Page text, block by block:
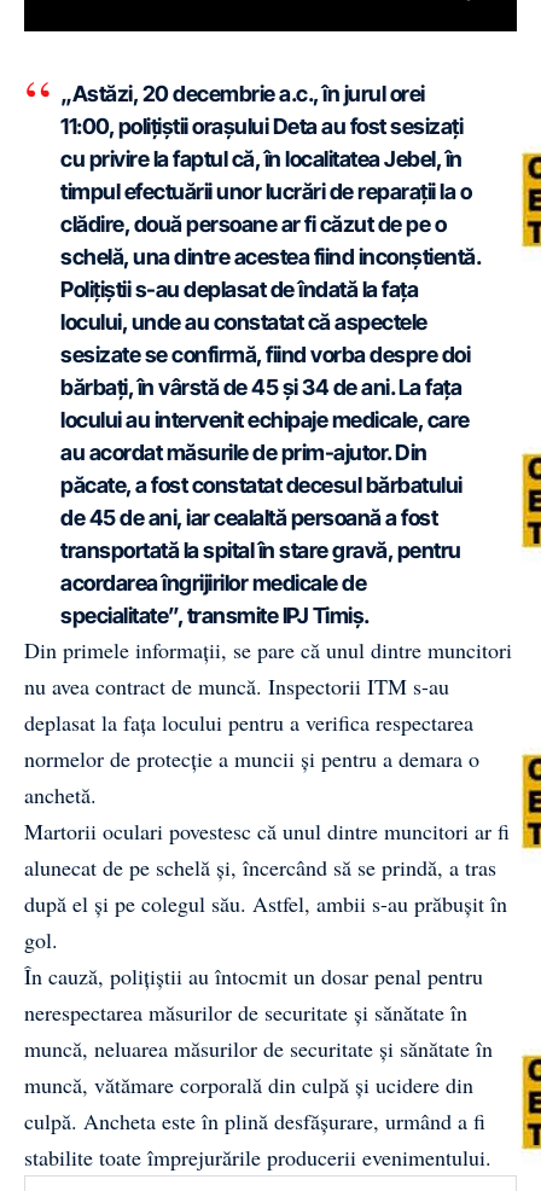
„Astăzi, 20 decembrie a.c., în jurul orei
11:00, polițiștii orașului Deta au fost sesizați
cu privire la faptul că, în localitatea Jebel, în
timpul efectuării unor lucrări de reparații la o
clădire, două persoane ar fi căzut de pe o
schelă, una dintre acestea fiind inconștientă.
Polițiștii s-au deplasat de îndată la fața
locului, unde au constatat că aspectele
sesizate se confirmă, fiind vorba despre doi
bărbați, în vârstă de 45 și 34 de ani. La fața
locului au intervenit echipaje medicale, care
au acordat măsurile de prim-ajutor. Din
păcate, a fost constatat decesul bărbatului
de 45 de ani, iar cealaltă persoană a fost
transportată la spital în stare gravă, pentru
acordarea îngrijirilor medicale de
specialitate”, transmite IPJ Timiș.
Din primele informații, se pare că unul dintre muncitori
nu avea contract de muncă. Inspectorii ITM s-au
deplasat la fața locului pentru a verifica respectarea
normelor de protecție a muncii și pentru a demara o
anchetă.
Martorii oculari povestesc că unul dintre muncitori ar fi
alunecat de pe schelă și, încercând să se prindă, a tras
după el și pe colegul său. Astfel, ambii s-au prăbușit în
gol.
În cauză, polițiștii au întocmit un dosar penal pentru
nerespectarea măsurilor de securitate și sănătate în
muncă, neluarea măsurilor de securitate și sănătate în
muncă, vătămare corporală din culpă și ucidere din
culpă. Ancheta este în plină desfășurare, urmând a fi
stabilite toate împrejurările producerii evenimentului.